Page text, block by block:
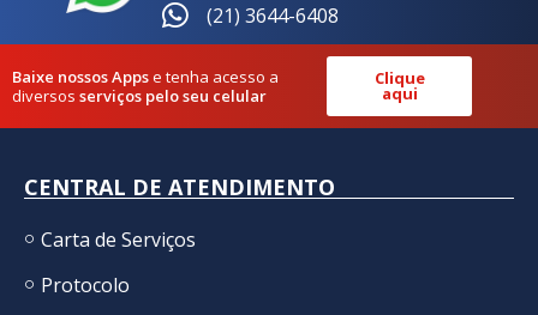
(21) 3644-6408
Baixe nossos Appse tenha acesso a
diversos serviços pelo seu celular
Clique
aqui
CENTRAL DE ATENDIMENTO
Carta de Serviços
Protocolo